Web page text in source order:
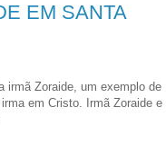
EM SANTA
irmã Zoraide, um exemplo de
em Cristo. Irmã Zoraide e